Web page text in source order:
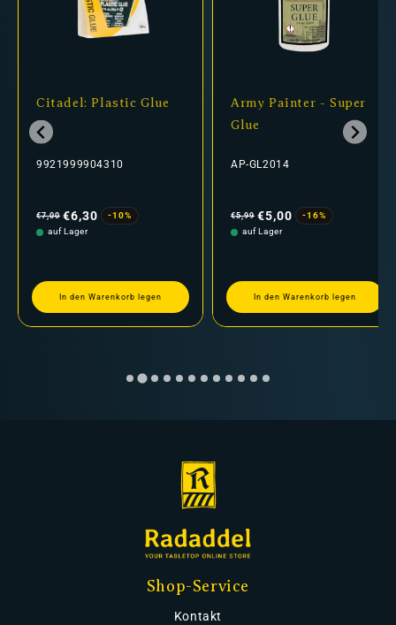
Citadel: Plastic Glue
9921999904310
Preis
€7,00 €6,30
-10%
auf Lager
In den Warenkorb legen
Army Painter - Super
Glue
AP-GL2014
Preis
€5,99 €5,00
-16%
auf Lager
In den Warenkorb legen
Shop-Service
Kontakt